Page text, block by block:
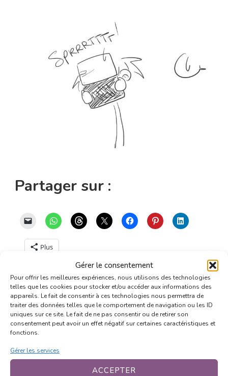
Gérer le consentement
Pour offrir les meilleures expériences, nous utilisons des technologies
telles que les cookies pour stocker et/ou accéder aux informations des
appareils. Le fait de consentir à ces technologies nous permettra de
traiter des données telles que le comportement de navigation ou les ID
uniques sur ce site. Le fait de ne pas consentir ou de retirer son
consentement peut avoir un effet négatif sur certaines caractéristiques et
fonctions.
Gérer les services
ACCEPTER
Partager sur :
Plus
Présentation Aujourd’hui…
rien.
Prout’venue !